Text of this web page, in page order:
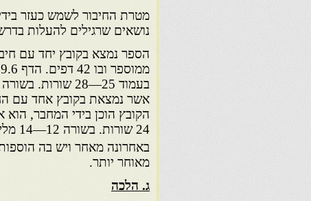
מטרת החיבור לשמש כעזר
נושאים שרגילים להעלות
הספר נמצא בקובץ יחד עם
אשר נמצאת בקובץ אחד עם
באחרונה מאחר ויש בה
מאוחר יותר.
ג. הלכה